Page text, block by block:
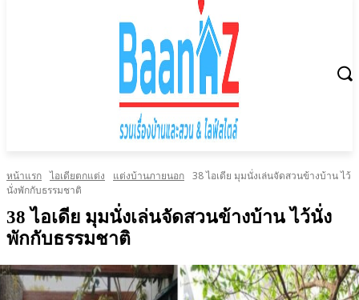
หน้าแรก ไอเดียตกแต่ง แต่งบ้านภายนอก 38 ไอเดีย มุมนั่งเล่นจัดสวนข้างบ้าน ไว้
นั่งพักกับธรรมชาติ
38 ไอเดีย มุมนั่งเล่นจัดสวนข้างบ้าน ไว้นั่ง
พักกับธรรมชาติ